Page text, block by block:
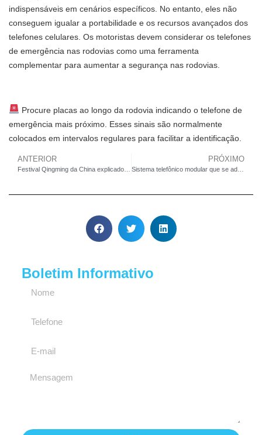
indispensáveis ​​em cenários específicos. No entanto, eles não
conseguem igualar a portabilidade e os recursos avançados dos
telefones celulares. Os motoristas devem considerar os telefones
de emergência nas rodovias como uma ferramenta
complementar para aumentar a segurança nas rodovias.
Procure placas ao longo da rodovia indicando o telefone de
emergência mais próximo. Esses sinais são normalmente
colocados em intervalos regulares para facilitar a identificação.
ANTERIOR PRÓXIMO
Sistema telefônico modular que se adapta às necessidades de fábrica/armazém/mineração
Boletim Informativo